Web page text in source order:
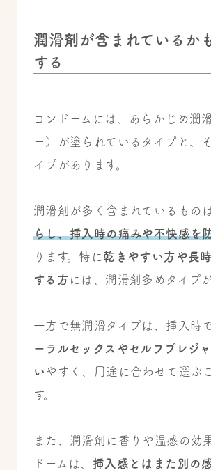
潤滑剤が含まれているか
する
コンドームには、あらかじめ潤
ー）が塗られているタイプと、
イプがあります。
潤滑剤が多く含まれているもの
らし、挿入時の痛みや不快感を
ります。特に 乾きやすい方や長
する方 には、潤滑剤多めタイプ
一方で無潤滑タイプは、挿入時
ーラルセックスやセルフプレジ
い やすく、用途に合わせて選ぶ
す。
また、潤滑剤に香りや温感の効
ドームは、 挿入感とはまた別の